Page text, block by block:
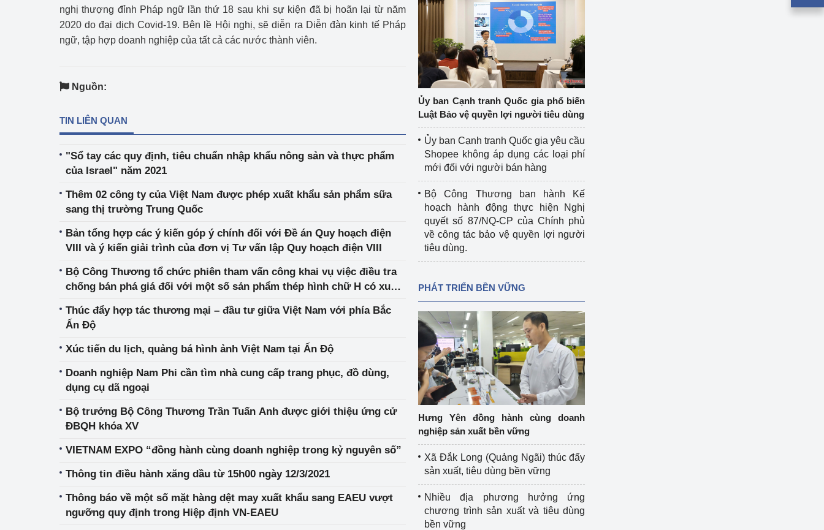
nghị thượng đỉnh Pháp ngữ lần thứ 18 sau khi sự kiện đã bị hoãn lại từ năm
2020 do đại dịch Covid-19. Bên lề Hội nghị, sẽ diễn ra Diễn đàn kinh tế Pháp
ngữ, tập hợp doanh nghiệp của tất cả các nước thành viên.
Nguồn:
TIN LIÊN QUAN
"Sổ tay các quy định, tiêu chuẩn nhập khẩu nông sản và thực phẩm
của Israel" năm 2021
Thêm 02 công ty của Việt Nam được phép xuất khẩu sản phẩm sữa
sang thị trường Trung Quốc
Bản tổng hợp các ý kiến góp ý chính đối với Đề án Quy hoạch điện
VIII và ý kiến giải trình của đơn vị Tư vấn lập Quy hoạch điện VIII
Bộ Công Thương tổ chức phiên tham vấn công khai vụ việc điều tra
chống bán phá giá đối với một số sản phẩm thép hình chữ H có xuất
Thúc đẩy hợp tác thương mại – đầu tư giữa Việt Nam với phía Bắc
Ấn Độ
Xúc tiến du lịch, quảng bá hình ảnh Việt Nam tại Ấn Độ
Doanh nghiệp Nam Phi cần tìm nhà cung cấp trang phục, đồ dùng,
dụng cụ dã ngoại
Bộ trưởng Bộ Công Thương Trần Tuấn Anh được giới thiệu ứng cử
ĐBQH khóa XV
VIETNAM EXPO “đồng hành cùng doanh nghiệp trong kỷ nguyên số”
Thông tin điều hành xăng dầu từ 15h00 ngày 12/3/2021
Thông báo về một số mặt hàng dệt may xuất khẩu sang EAEU vượt
ngưỡng quy định trong Hiệp định VN-EAEU
Ủy ban Cạnh tranh Quốc gia phổ biến
Luật Bảo vệ quyền lợi người tiêu dùng
Ủy ban Cạnh tranh Quốc gia yêu cầu
Shopee không áp dụng các loại phí
mới đối với người bán hàng
Bộ Công Thương ban hành Kế
hoạch hành động thực hiện Nghị
quyết số 87/NQ-CP của Chính phủ
về công tác bảo vệ quyền lợi người
tiêu dùng.
PHÁT TRIỂN BỀN VỮNG
Hưng Yên đồng hành cùng doanh
nghiệp sản xuất bền vững
Xã Đắk Long (Quảng Ngãi) thúc đẩy
sản xuất, tiêu dùng bền vững
Nhiều địa phương hưởng ứng
chương trình sản xuất và tiêu dùng
bền vững